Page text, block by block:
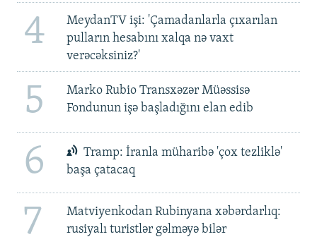
4
MeydanTV işi: 'Çamadanlarla çıxarılan
pulların hesabını xalqa nə vaxt
verəcəksiniz?'
5
Marko Rubio Transxəzər Müəssisə
Fondunun işə başladığını elan edib
6
Tramp: İranla müharibə 'çox tezliklə'
başa çatacaq
7
Matviyenkodan Rubinyana xəbərdarlıq:
rusiyalı turistlər gəlməyə bilər